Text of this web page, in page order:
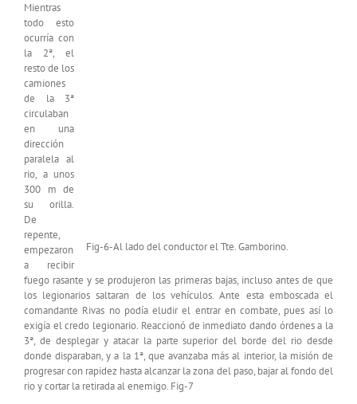
Fig-6-Al lado del conductor el Tte. Gamborino.
Mientras
todo esto
ocurría con
la 2ª, el
resto de los
camiones
de la 3ª
circulaban
en una
dirección
paralela al
rio, a unos
300 m de
su orilla.
De
repente,
empezaron
a recibir
fuego rasante y se produjeron las primeras bajas, incluso antes de que
los legionarios saltaran de los vehículos. Ante esta emboscada el
comandante Rivas no podía eludir el entrar en combate, pues así lo
exigía el credo legionario. Reaccionó de inmediato dando órdenes a la
3ª, de desplegar y atacar la parte superior del borde del rio desde
donde disparaban, y a la 1ª, que avanzaba más al interior, la misión de
progresar con rapidez hasta alcanzar la zona del paso, bajar al fondo del
rio y cortar la retirada al enemigo. Fig-7